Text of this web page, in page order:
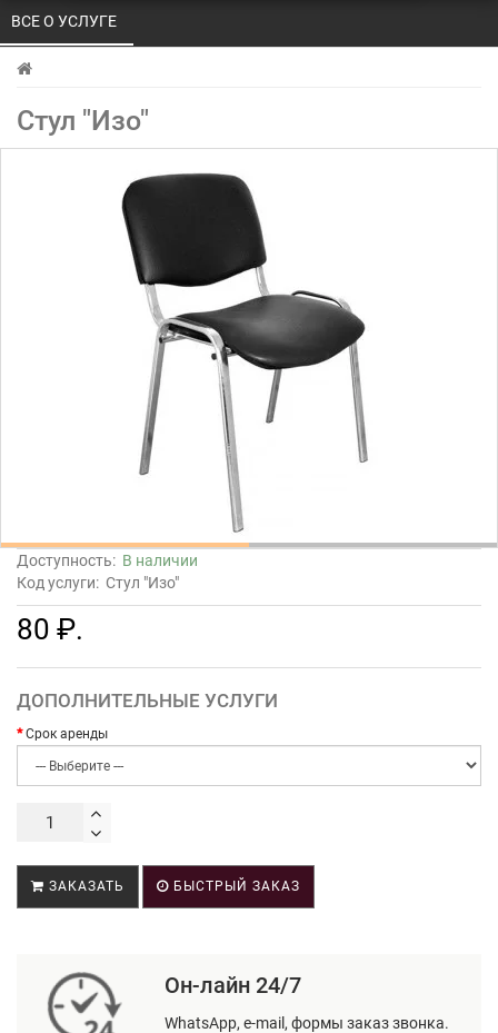
Стул "Изо"
ВСЕ О УСЛУГЕ
Доступность: В наличии
Код услуги: Стул "Изо"
80 ₽.
ДОПОЛНИТЕЛЬНЫЕ УСЛУГИ
Срок аренды
ЗАКАЗАТЬ БЫСТРЫЙ ЗАКАЗ
Он-лайн 24/7
WhatsApp, e-mail, формы заказ звонка.